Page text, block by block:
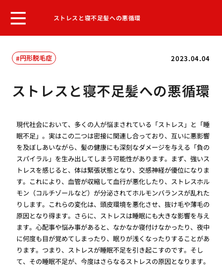
ストレスと寝不足髪への悪循環
2023.04.04
円形脱毛症
ストレスと寝不足髪への悪循環
現代社会において、多くの人が悩まされている「ストレス」と「睡
眠不足」。実はこの二つは密接に関連し合っており、互いに悪影響
を及ぼしあいながら、髪の健康にも深刻なダメージを与える「負の
スパイラル」を生み出してしまう可能性があります。まず、強いス
トレスを感じると、体は緊張状態となり、交感神経が優位になりま
す。これにより、血管が収縮して血行が悪化したり、ストレスホル
モン（コルチゾールなど）が分泌されてホルモンバランスが乱れた
りします。これらの変化は、頭皮環境を悪化させ、抜け毛や薄毛の
原因となり得ます。さらに、ストレスは睡眠にも大きな影響を与え
ます。心配事や悩み事があると、なかなか寝付けなかったり、夜中
に何度も目が覚めてしまったり、眠りが浅くなったりすることがあ
ります。つまり、ストレスが睡眠不足を引き起こすのです。そし
て、その睡眠不足が、今度はさらなるストレスの原因となります。